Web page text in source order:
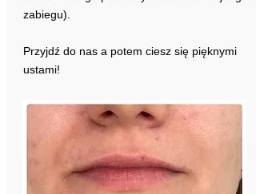
zabiegu).
Przyjdź do nas a potem ciesz się pięknymi
ustami!